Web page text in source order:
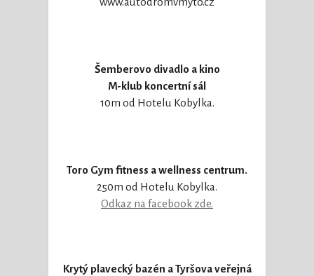
Šemberovo divadlo a kino
M-klub koncertní sál
10m od Hotelu Kobylka.
Toro Gym fitness a wellness centrum.
250m od Hotelu Kobylka.
Odkaz na facebook zde.
Krytý plavecký bazén a Tyršova veřejná